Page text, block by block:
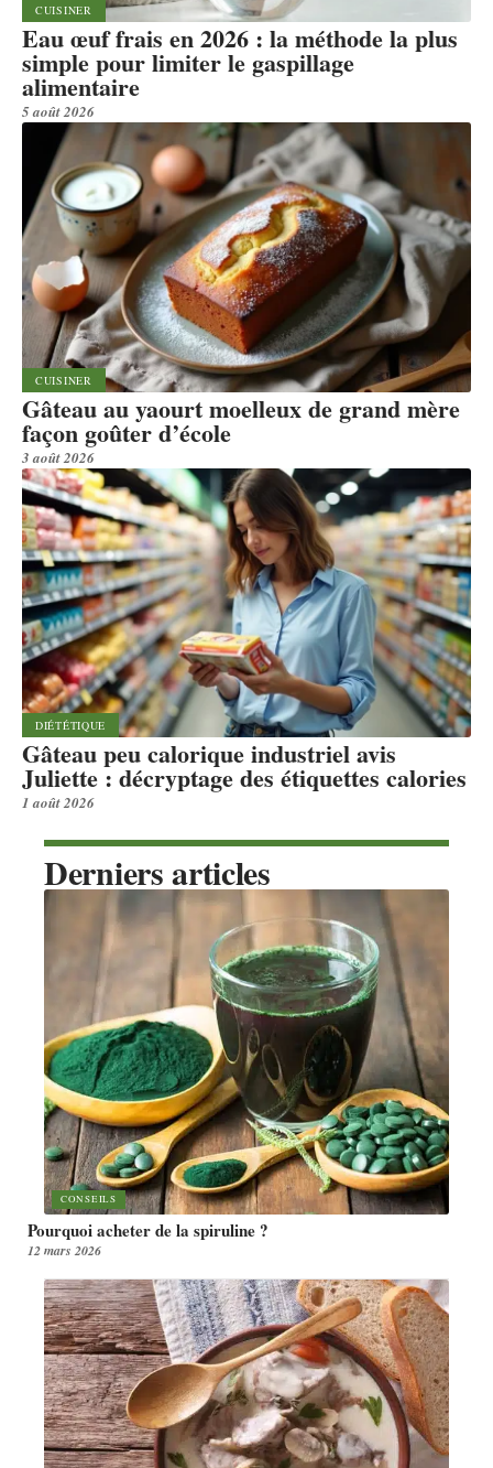
CUISINER
Eau œuf frais en 2026 : la méthode la plus
simple pour limiter le gaspillage
alimentaire
5 août 2026
CUISINER
Gâteau au yaourt moelleux de grand mère
façon goûter d’école
3 août 2026
DIÉTÉTIQUE
Gâteau peu calorique industriel avis
Juliette : décryptage des étiquettes calories
1 août 2026
Derniers articles
CONSEILS
Pourquoi acheter de la spiruline ?
12 mars 2026